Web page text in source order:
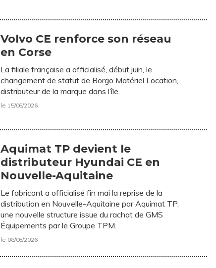
Volvo CE renforce son réseau
en Corse
La filiale française a officialisé, début juin, le
changement de statut de Borgo Matériel Location,
distributeur de la marque dans l’île.
le 15/06/2026
Aquimat TP devient le
distributeur Hyundai CE en
Nouvelle-Aquitaine
Le fabricant a officialisé fin mai la reprise de la
distribution en Nouvelle-Aquitaine par Aquimat TP,
une nouvelle structure issue du rachat de GMS
Équipements par le Groupe TPM.
le 08/06/2026